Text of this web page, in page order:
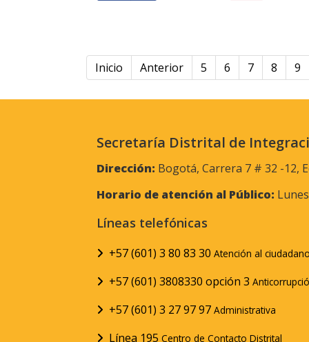
Inicio Anterior 5 6 7 8 9
Secretaría Distrital de
Dirección: Bogotá, Carrera 7 # 32 -12,
Horario de atención al Público:
Líneas telefónicas
+57 (601) 3 80 83 30 Atención al
+57 (601) 3808330 opción 3
+57 (601) 3 27 97 97 Administrativa
Línea 195 Centro de Contacto Distrital